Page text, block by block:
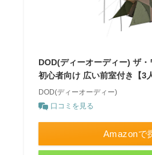
DOD(ディーオーディー) ザ
初心者向け 広い前室付き【3
DOD(ディーオーディー)
口コミを見る
Amazonで